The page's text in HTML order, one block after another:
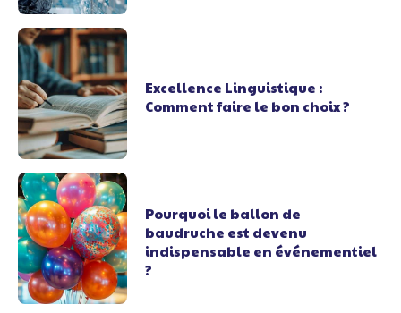
Excellence Linguistique :
Comment faire le bon choix ?
Pourquoi le ballon de
baudruche est devenu
indispensable en événementiel
?